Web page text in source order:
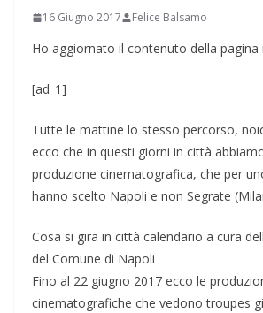
16 Giugno 2017 Felice Balsamo
Ho aggiornato il contenuto della pagina
[ad_1]
Tutte le mattine lo stesso percorso,
ecco che in questi giorni in città
produzione cinematografica, che per
hanno scelto Napoli e non Segrate
Cosa si gira in città calendario a cura
del Comune di Napoli
Fino al 22 giugno 2017 ecco le
cinematografiche che vedono troupes